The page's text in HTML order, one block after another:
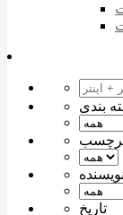
بندی
نویسنده
تاریخ